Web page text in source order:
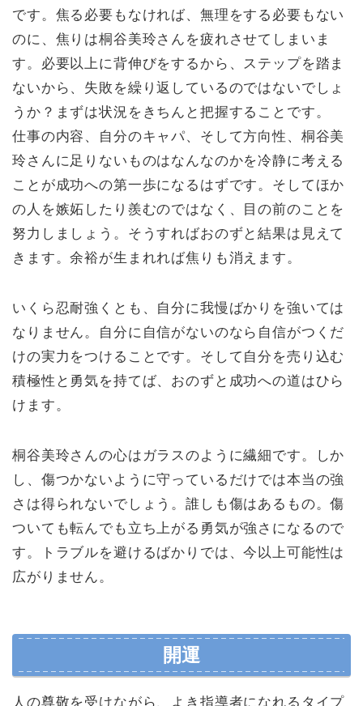
です。焦る必要もなければ、無理をする必要もない
のに、焦りは桐谷美玲さんを疲れさせてしまいま
す。必要以上に背伸びをするから、ステップを踏ま
ないから、失敗を繰り返しているのではないでしょ
うか？まずは状況をきちんと把握することです。
仕事の内容、自分のキャパ、そして方向性、桐谷美
玲さんに足りないものはなんなのかを冷静に考える
ことが成功への第一歩になるはずです。そしてほか
の人を嫉妬したり羨むのではなく、目の前のことを
努力しましょう。そうすればおのずと結果は見えて
きます。余裕が生まれれば焦りも消えます。
いくら忍耐強くとも、自分に我慢ばかりを強いては
なりません。自分に自信がないのなら自信がつくだ
けの実力をつけることです。そして自分を売り込む
積極性と勇気を持てば、おのずと成功への道はひら
けます。
桐谷美玲さんの心はガラスのように繊細です。しか
し、傷つかないように守っているだけでは本当の強
さは得られないでしょう。誰しも傷はあるもの。傷
ついても転んでも立ち上がる勇気が強さになるので
す。トラブルを避けるばかりでは、今以上可能性は
広がりません。
開運
人の尊敬を受けながら、よき指導者になれるタイプ